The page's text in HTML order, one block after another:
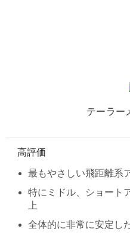
テーラー
高評価
最もやさしい飛距離系
特にミドル、ショート
上
全体的に非常に安定し